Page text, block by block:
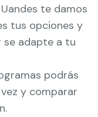
te damos
tus opciones y
se adapte a tu
podrás
y comparar